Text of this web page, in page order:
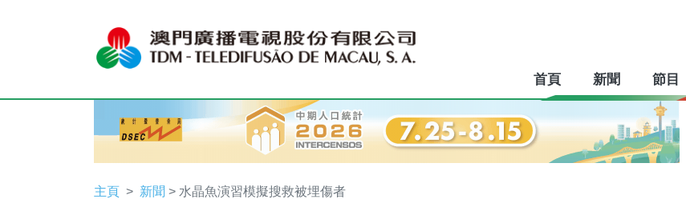
首頁 新聞 節目
主頁 新聞 > 水晶魚演習模擬搜救被埋傷者